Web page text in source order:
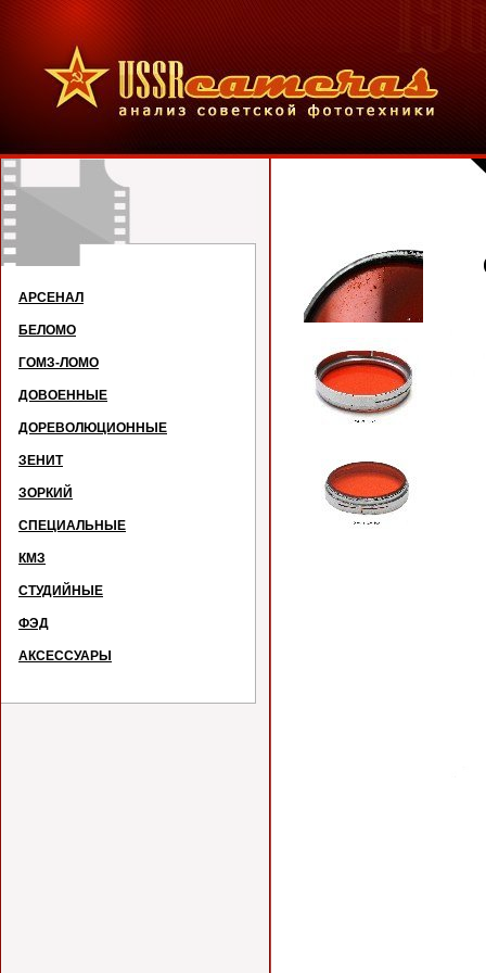
АРСЕНАЛ
БЕЛОМО
ГОМЗ-ЛОМО
ДОВОЕННЫЕ
ДОРЕВОЛЮЦИОННЫЕ
ЗЕНИТ
ЗОРКИЙ
СПЕЦИАЛЬНЫЕ
КМЗ
СТУДИЙНЫЕ
ФЭД
АКСЕССУАРЫ